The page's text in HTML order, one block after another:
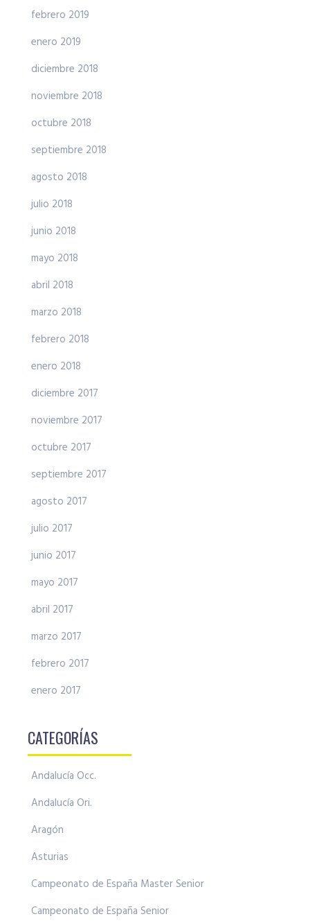
febrero 2019
enero 2019
diciembre 2018
noviembre 2018
octubre 2018
septiembre 2018
agosto 2018
julio 2018
junio 2018
mayo 2018
abril 2018
marzo 2018
febrero 2018
enero 2018
diciembre 2017
noviembre 2017
octubre 2017
septiembre 2017
agosto 2017
julio 2017
junio 2017
mayo 2017
abril 2017
marzo 2017
febrero 2017
enero 2017
CATEGORÍAS
Andalucía Occ.
Andalucía Ori.
Aragón
Asturias
Campeonato de España Master Senior
Campeonato de España Senior